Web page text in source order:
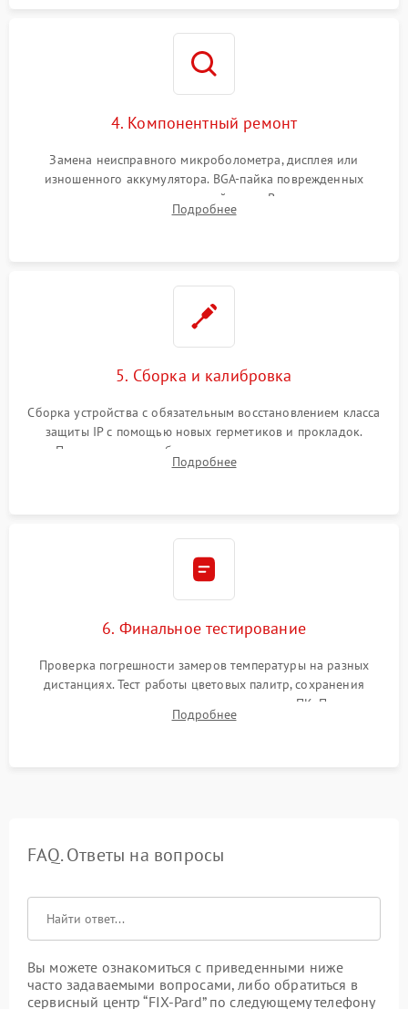
4. Компонентный ремонт
Замена неисправного микроболометра, дисплея или
изношенного аккумулятора. BGA-пайка поврежденных
контроллеров на материнской плате. Восстановление
разъемов и кнопок, замена поврежденных элементов
Подробнее
5. Сборка и калибровка
Сборка устройства с обязательным восстановлением класса
защиты IP с помощью новых герметиков и прокладок.
Программная калибровка матрицы по эталонному
абсолютно черному телу для точного измерения температур.
Подробнее
6. Финальное тестирование
Проверка погрешности замеров температуры на разных
дистанциях. Тест работы цветовых палитр, сохранения
термограмм в память и передачи данных на ПК. Проверка
автономности работы и итоговый контроль качества.
Подробнее
FAQ. Ответы на вопросы
Вы можете ознакомиться с приведенными ниже
часто задаваемыми вопросами, либо обратиться в
сервисный центр “FIX-Pard” по следующему телефону